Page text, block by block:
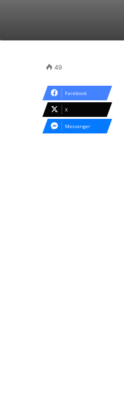
49
Facebook
X
Messenger